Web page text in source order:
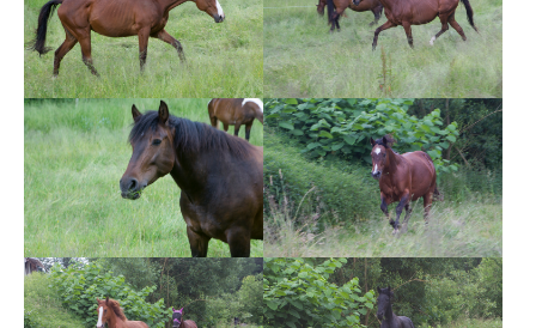
Show larger version Show larger version
Show larger version Show larger version